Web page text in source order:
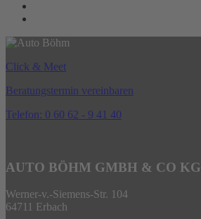
Click & Meet
Beratungstermin vereinbaren
Telefon: 0 60 62 - 9 41 40
AUTO BÖHM GMBH & CO KG
Werner-v.-Siemens-Str. 104
64711 Erbach